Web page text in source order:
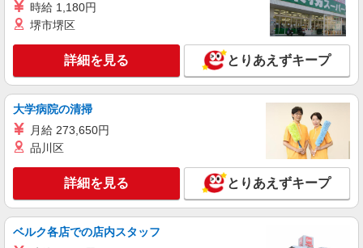
詳細を見る
株式会社塩梅
調理師（介護施設での仕込み・調理・盛付な
月給：233,430円〜280,000円 みなし残業代：
29,430円（20時間）〜44,150円（30時間）を含む
※みなし残業超過分別途支給 ※みなし残業なしも
相談可 ※交通費全額支給（規定有り） ※給与は経
験・能力により考慮します。 ※賞与年2回（金額
は業績・成績により変動） ※昇給年2回 ※試用期
間3ヶ月（条件変更なし）
特別養護老人ホーム 城東さくら苑 (大阪府大
阪市城東区今福西6-15-1）
キープ 詳細を見る
時給 1,180円
堺市堺区
詳細を見る とりあえずキープ
大学病院の清掃
月給 273,650円
品川区
詳細を見る とりあえずキープ
ベルク各店での店内スタッフ